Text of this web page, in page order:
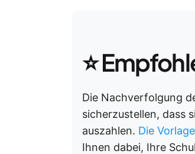
⭐
Die Nachverfolgung
sicherzustellen, dass
auszahlen. Die
Ihnen dabei, Ihre